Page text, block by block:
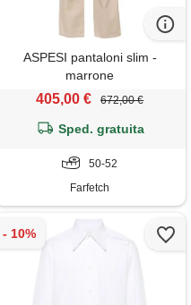
ASPESI pantaloni slim -
marrone
405,00 € 672,00 €
Sped. gratuita
50-52
Farfetch